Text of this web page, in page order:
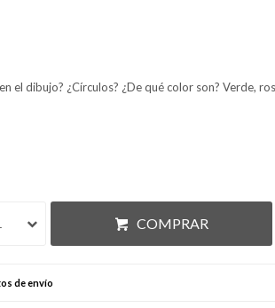
el dibujo? ¿Círculos? ¿De qué color son? Verde,
COMPRAR
de envío